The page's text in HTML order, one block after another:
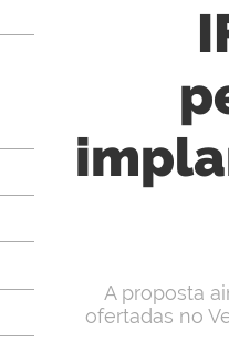
A proposta
ofertadas no